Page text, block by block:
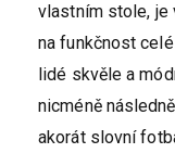
vlastním stole, je
na funkčnost
lidé skvěle a
nicméně
akorát slovní